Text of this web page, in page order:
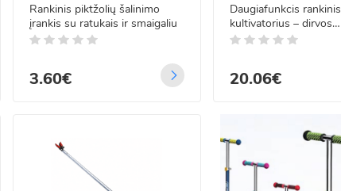
Rankinis piktžolių šalinimo
įrankis su ratukais ir smaigaliu
3.60€
Daugiafunkcis rankinis
kultivatorius – dirvos
purentuvas ir ravėtuvas
20.06€